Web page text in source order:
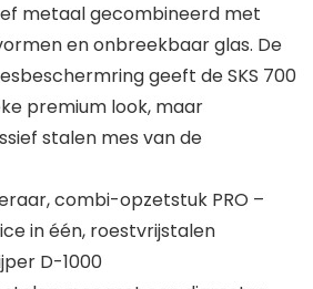
metaal gecombineerd met
en onbreekbaar glas. De
geeft de SKS 700
premium look, maar
stalen mes van de
combi-opzetstuk PRO –
in één, roestvrijstalen
D-1000